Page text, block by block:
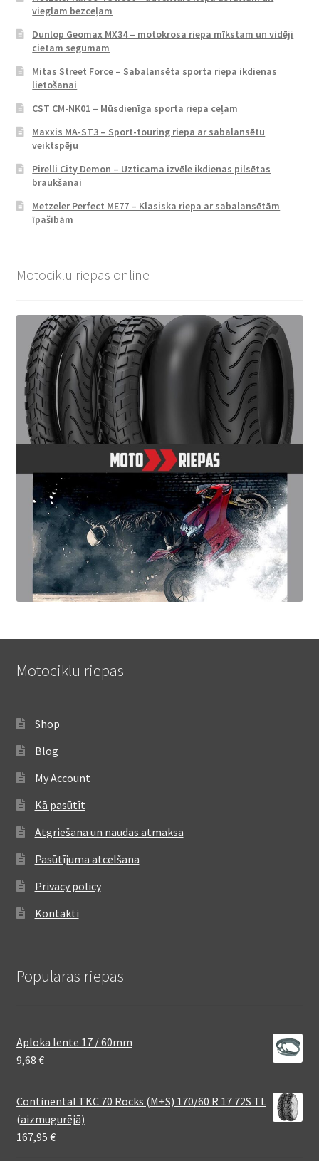
vieglam bezceļam
Dunlop Geomax MX34 – motokrosa riepa mīkstam un vidēji
cietam segumam
Mitas Street Force – Sabalansēta sporta riepa ikdienas
lietošanai
CST CM-NK01 – Mūsdienīga sporta riepa ceļam
Maxxis MA-ST3 – Sport-touring riepa ar sabalansētu
veiktspēju
Pirelli City Demon – Uzticama izvēle ikdienas pilsētas
braukšanai
Metzeler Perfect ME77 – Klasiska riepa ar sabalansētām
īpašībām
Motociklu riepas online
Motociklu riepas
Shop
Blog
My Account
Kā pasūtīt
Atgriešana un naudas atmaksa
Pasūtījuma atcelšana
Privacy policy
Kontakti
Populāras riepas
Aploka lente 17 / 60mm
9,68 €
Continental TKC 70 Rocks (M+S) 170/60 R 17 72S TL
(aizmugurējā)
167,95 €